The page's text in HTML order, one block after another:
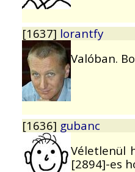
[1637] lorantfy
Valóban.
[1636] gubanc
Véletlenül
[2894]-es